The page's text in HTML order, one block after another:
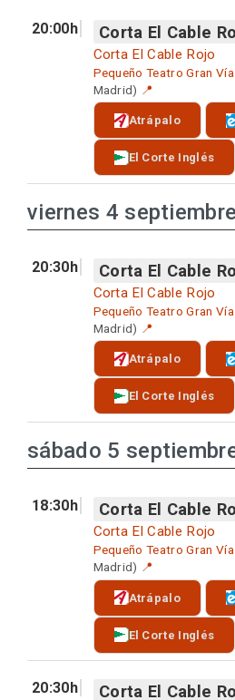
20:00h Corta El Cable
Corta El Cable Rojo
Pequeño Teatro Gran Vía
Madrid) 📍
Atrápalo
El Corte Inglés
viernes 4 septiembre
20:30h Corta El Cable
Corta El Cable Rojo
Pequeño Teatro Gran Vía
Madrid) 📍
Atrápalo
El Corte Inglés
sábado 5
18:30h Corta El Cable
Corta El Cable Rojo
Pequeño Teatro Gran Vía
Madrid) 📍
Atrápalo
El Corte Inglés
20:30h Corta El Cable